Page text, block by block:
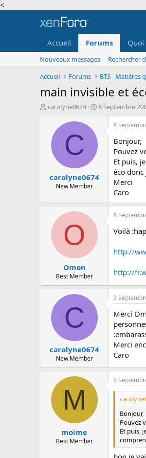
<
Accueil Forums Quoi
Nouveaux messages
Rechercher
Accueil
Forums BTS - Matières
main invisible et
A
i
carolyne0674
D
b
8 Septembre
C
carolyne0674
New Member
8
Bonjour,
Pouvez
Et puis,
éco
Merci
Caro
O
Omon
Best Member
8
Voilà
http://
http://
C
carolyne0674
New Member
9
Merci
Merci
Caro
M
moime
Best Member
9
Bonjour,
Pouvez
Et puis,